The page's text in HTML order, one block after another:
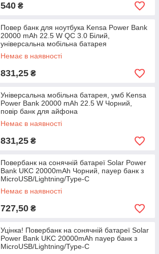
540 ₴
Повер банк для ноутбука Kensa Power Bank
20000 mAh 22.5 W QC 3.0 Білий,
універсальна мобільна батарея
Немає в наявності
831,25 ₴
Універсальна мобільна батарея, умб Kensa
Power Bank 20000 mAh 22.5 W Чорний,
повір банк для айфона
Немає в наявності
831,25 ₴
Повербанк на сонячній батареї Solar Power
Bank UKC 20000mAh Чорний, пауер банк з
MicroUSB/Lightning/Type-C
Немає в наявності
727,50 ₴
Уцінка! Повербанк на сонячній батареї Solar
Power Bank UKC 20000mAh пауер банк з
MicroUSB/Lightning/Type-C